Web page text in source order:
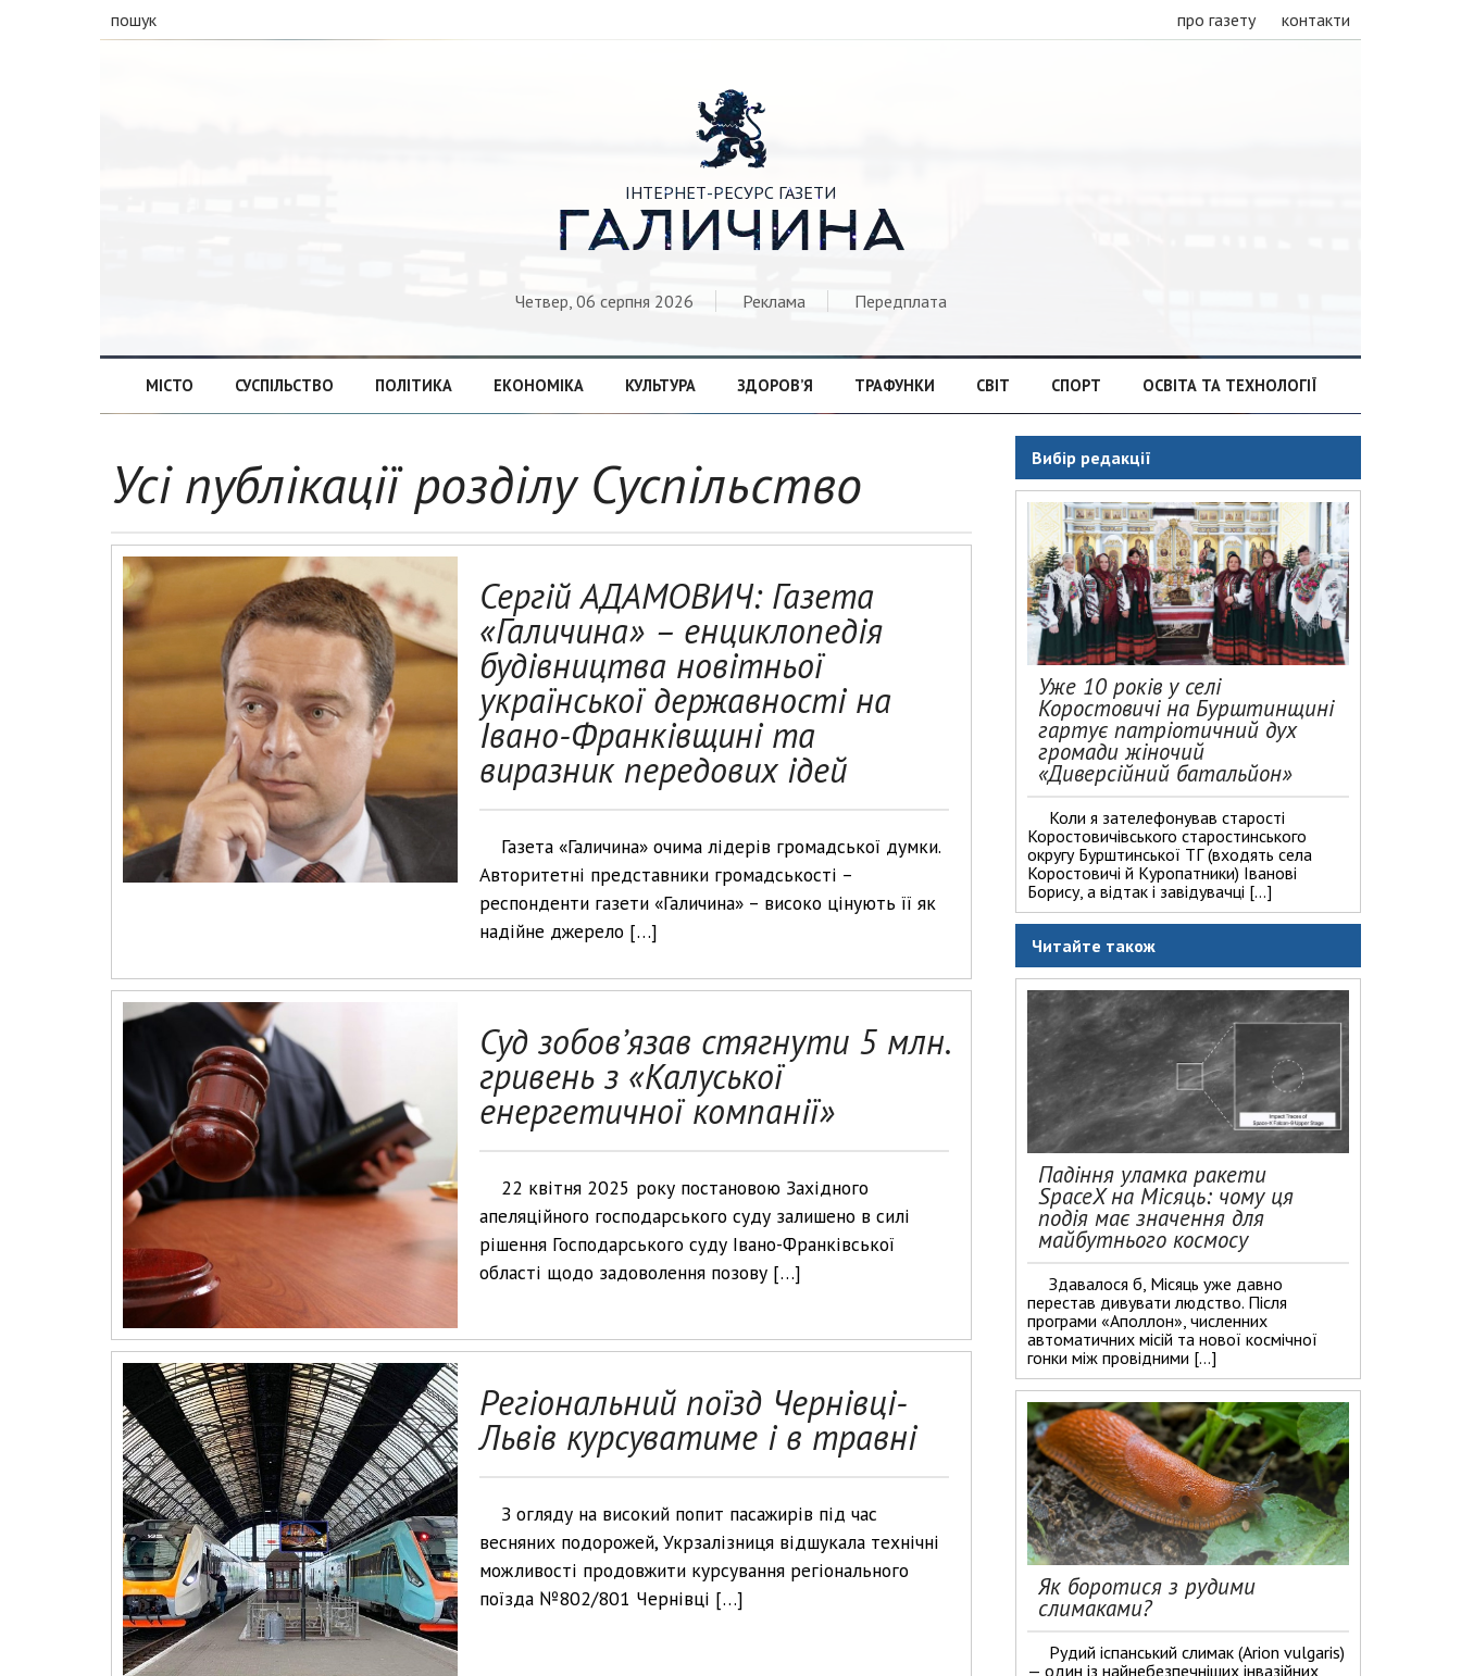
пошук про газету контакти

ІНТЕРНЕТ-РЕСУРС ГАЗЕТИ
ГАЛИЧИНА
Четвер, 06 серпня 2026 Реклама Передплата
МІСТО СУСПІЛЬСТВО ПОЛІТИКА ЕКОНОМІКА КУЛЬТУРА ЗДОРОВ’Я ТРАФУНКИ СВІТ СПОРТ ОСВІТА ТА ТЕХНОЛОГІЇ
Усі публікації розділу Суспільство
Сергій АДАМОВИЧ: Газета
«Галичина» – енциклопедія
будівництва новітньої
української державності на
Івано-Франківщині та
виразник передових ідей
Газета «Галичина» очима лідерів громадської думки.
Авторитетні представники громадськості –
респонденти газети «Галичина» – високо цінують її як
надійне джерело […]
Суд зобов’язав стягнути 5 млн.
гривень з «Калуської
енергетичної компанії»
22 квітня 2025 року постановою Західного
апеляційного господарського суду залишено в силі
рішення Господарського суду Івано-Франківської
області щодо задоволення позову […]
Регіональний поїзд Чернівці-
Львів курсуватиме і в травні
З огляду на високий попит пасажирів під час
весняних подорожей, Укрзалізниця відшукала технічні
можливості продовжити курсування регіонального
поїзда №802/801 Чернівці […]
Вибір редакції
Уже 10 років у селі
Коростовичі на Бурштинщині
гартує патріотичний дух
громади жіночий
«Диверсійний батальйон»
Коли я зателефонував старості
Коростовичівського старостинського
округу Бурштинської ТГ (входять села
Коростовичі й Куропатники) Іванові
Борису, а відтак і завідувачці […]
Читайте також
Падіння уламка ракети
SpaceX на Місяць: чому ця
подія має значення для
майбутнього космосу
Здавалося б, Місяць уже давно
перестав дивувати людство. Після
програми «Аполлон», численних
автоматичних місій та нової космічної
гонки між провідними […]
Як боротися з рудими
слимаками?
Рудий іспанський слимак (Arion vulgaris)
— один із найнебезпечніших інвазійних